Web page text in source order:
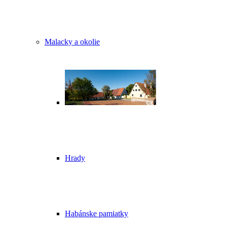
Malacky a okolie
Hrady
Habánske pamiatky